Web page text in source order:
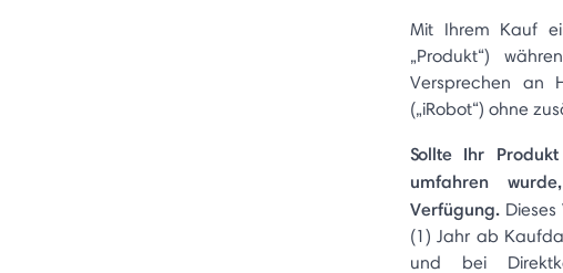
Mit Ihrem Kauf
„Produkt“)
Versprechen an
(„iRobot“) ohne
Sollte Ihr
umfahren
Verfügung.
(1) Jahr ab
und bei